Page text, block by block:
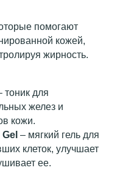
помогают
кожей,
жирность.
тоник для
желез и
кожи.
– мягкий гель для
клеток, улучшает
ее.